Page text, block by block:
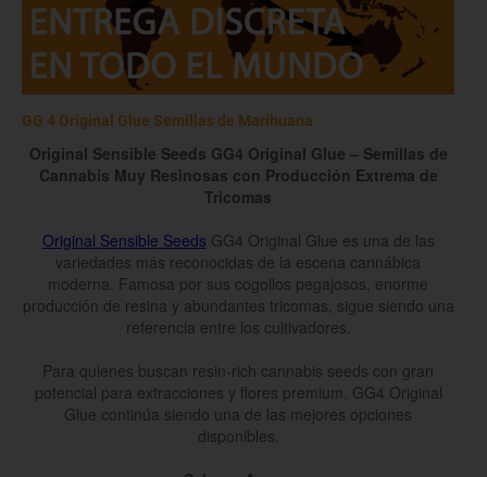
GG 4 Original Glue Semillas de Marihuana
Original Sensible Seeds GG4 Original Glue – Semillas de
Cannabis Muy Resinosas con Producción Extrema de
Tricomas
Original Sensible Seeds GG4 Original Glue es una de las
variedades más reconocidas de la escena cannábica
moderna. Famosa por sus cogollos pegajosos, enorme
producción de resina y abundantes tricomas, sigue siendo una
referencia entre los cultivadores.
Para quienes buscan resin-rich cannabis seeds con gran
potencial para extracciones y flores premium, GG4 Original
Glue continúa siendo una de las mejores opciones
disponibles.